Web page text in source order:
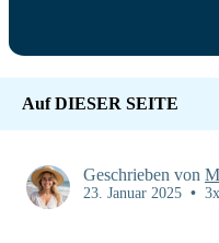
Auf DIESER SEITE
Geschrieben von
23. Januar 2025 •